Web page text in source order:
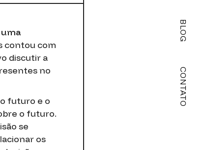
BLOG
CONTATO
contou com
discutir a
no
futuro e o
o futuro.
se
os